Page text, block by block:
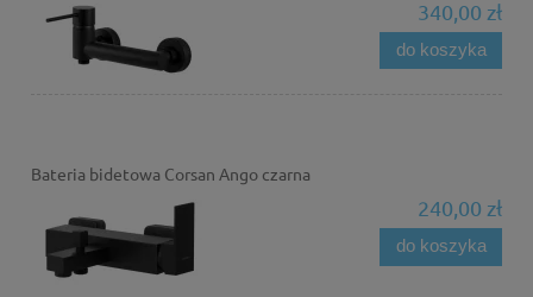
340,00 zł
do koszyka
Bateria bidetowa Corsan Ango czarna
240,00 zł
do koszyka